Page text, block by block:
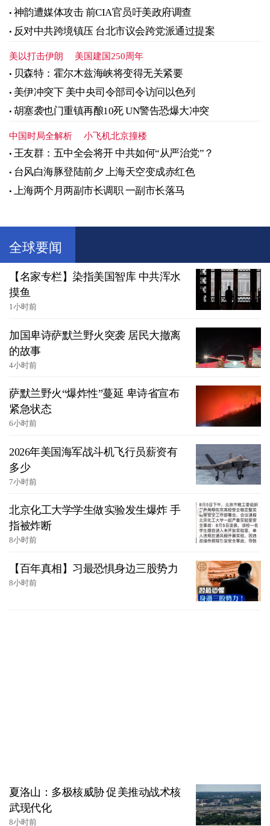
神韵遭媒体攻击 前CIA官员吁美政府调查
反对中共跨境镇压 台北市议会跨党派通过提案
美以打击伊朗 美国建国250周年
贝森特：霍尔木兹海峡将变得无关紧要
美伊冲突下 美中央司令部司令访问以色列
胡塞袭也门重镇再酿10死 UN警告恐爆大冲突
中国时局全解析 小飞机北京撞楼
王友群：五中全会将开 中共如何“从严治党”？
台风白海豚登陆前夕 上海天空变成赤红色
上海两个月两副市长调职 一副市长落马
全球要闻
【名家专栏】染指美国智库 中共浑水
摸鱼
1小时前
加国卑诗萨默兰野火突袭 居民大撤离
的故事
4小时前
萨默兰野火“爆炸性”蔓延 卑诗省宣布
紧急状态
6小时前
2026年美国海军战斗机飞行员薪资有
多少
7小时前
北京化工大学学生做实验发生爆炸 手
指被炸断
8小时前
【百年真相】习最恐惧身边三股势力
8小时前
夏洛山：多极核威胁 促美推动战术核
武现代化
8小时前